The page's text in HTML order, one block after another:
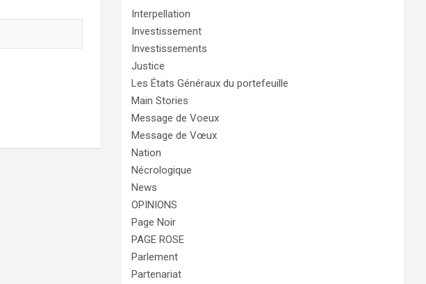
Interpellation
Investissement
Investissements
Justice
Les États Généraux du portefeuille
Main Stories
Message de Voeux
Message de Vœux
Nation
Nécrologique
News
OPINIONS
Page Noir
PAGE ROSE
Parlement
Partenariat